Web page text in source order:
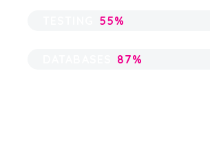
55%
87%